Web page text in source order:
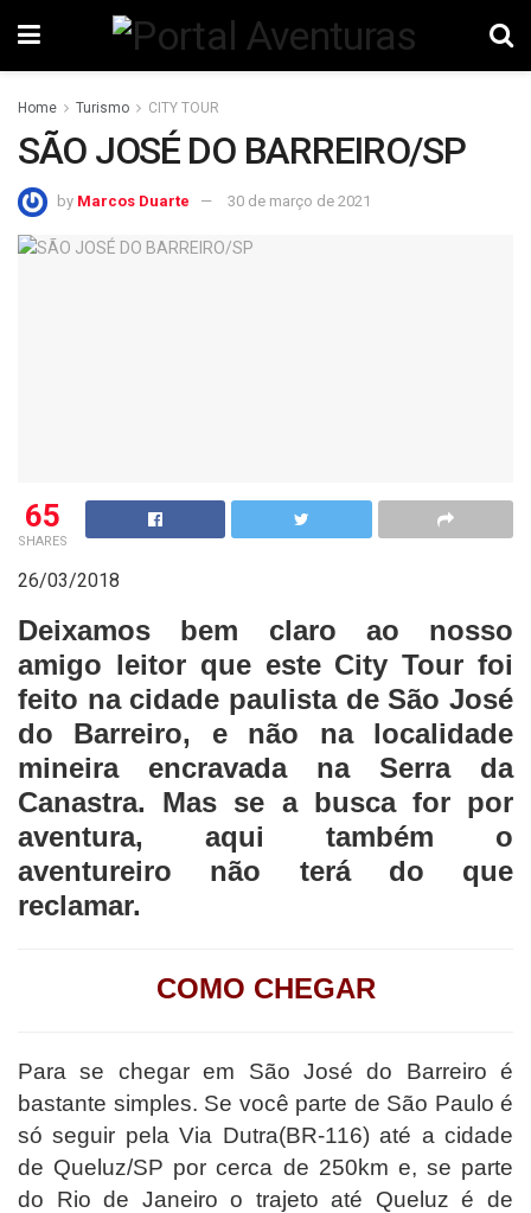
Home Turismo CITY TOUR
SÃO JOSÉ DO BARREIRO/SP
by Marcos Duarte 30 de março de 2021
65
SHARES
26/03/2018
Deixamos bem claro ao nosso
amigo leitor que este City Tour foi
feito na cidade paulista de São José
do Barreiro, e não na localidade
mineira encravada na Serra da
Canastra. Mas se a busca for por
aventura, aqui também o
aventureiro não terá do que
reclamar.
COMO CHEGAR
Para se chegar em São José do Barreiro é
bastante simples. Se você parte de São Paulo é
só seguir pela Via Dutra(BR-116) até a cidade
de Queluz/SP por cerca de 250km e, se parte
do Rio de Janeiro o trajeto até Queluz é de